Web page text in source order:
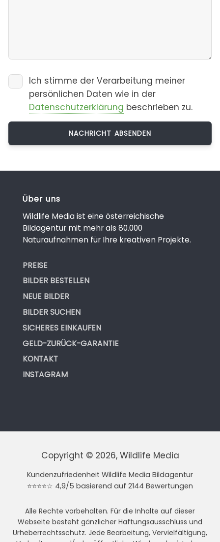
Ich stimme der Verarbeitung meiner
persönlichen Daten wie in der
Datenschutzerklärung beschrieben zu.
Über uns
Wildlife Media ist eine österreichische
Bildagentur mit mehr als 80.000
Naturaufnahmen für Ihre kreativen Projekte.
PREISE
BILDER BESTELLEN
NEUE BILDER
BILDER SUCHEN
SICHERES EINKAUFEN
GELD-ZURÜCK-GARANTIE
KONTAKT
INSTAGRAM
Copyright © 2026, Wildlife Media
Kundenzufriedenheit Wildlife Media Bildagentur
⭐⭐⭐⭐☆ 4,9/5 basierend auf 2144 Bewertungen
Alle Rechte vorbehalten. Für die Inhalte auf dieser
Webseite besteht gänzlicher Haftungsausschluss und
Urheberrechtsschutz. Jede Bearbeitung, Vervielfältigung,